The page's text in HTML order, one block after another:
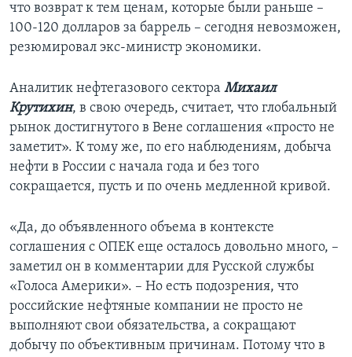
что возврат к тем ценам, которые были раньше –
100-120 долларов за баррель – сегодня невозможен,
резюмировал экс-министр экономики.
Аналитик нефтегазового сектора Михаил
Крутихин, в свою очередь, считает, что глобальный
рынок достигнутого в Вене соглашения «просто не
заметит». К тому же, по его наблюдениям, добыча
нефти в России с начала года и без того
сокращается, пусть и по очень медленной кривой.
«Да, до объявленного объема в контексте
соглашения с ОПЕК еще осталось довольно много, –
заметил он в комментарии для Русской службы
«Голоса Америки». – Но есть подозрения, что
российские нефтяные компании не просто не
выполняют свои обязательства, а сокращают
добычу по объективным причинам. Потому что в